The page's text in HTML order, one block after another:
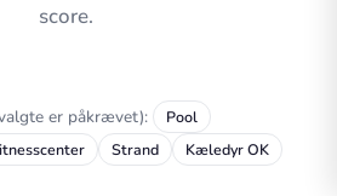
score.
er påkrævet):
Pool
Strand
Kæledyr OK